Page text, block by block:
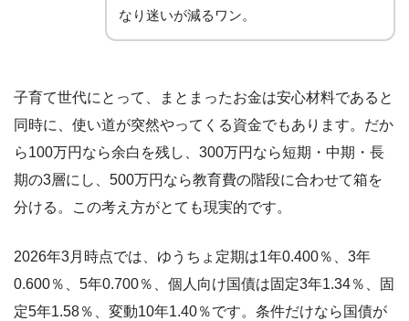
なり迷いが減るワン。
子育て世代にとって、まとまったお金は安心材料であると
同時に、使い道が突然やってくる資金でもあります。だか
ら100万円なら余白を残し、300万円なら短期・中期・長
期の3層にし、500万円なら教育費の階段に合わせて箱を
分ける。この考え方がとても現実的です。
2026年3月時点では、ゆうちょ定期は1年0.400％、3年
0.600％、5年0.700％、個人向け国債は固定3年1.34％、固
定5年1.58％、変動10年1.40％です。条件だけなら国債が